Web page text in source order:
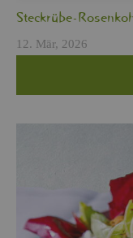
Steck­rü­be-
12. Mär, 2026